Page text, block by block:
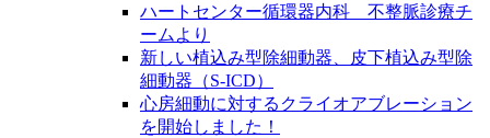
ハートセンター循環器内科 不整脈診療チ
ームより
新しい植込み型除細動器、皮下植込み型除
細動器（S-ICD）
心房細動に対するクライオアブレーション
を開始しました！